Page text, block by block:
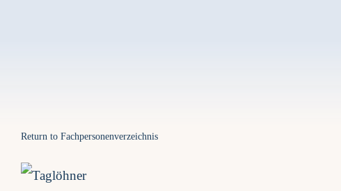
Return to Fachpersonenverzeichnis